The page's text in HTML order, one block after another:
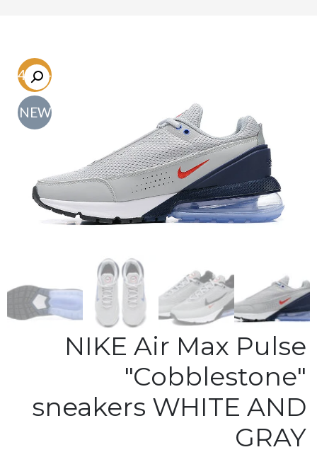
-54.7%
NEW
NIKE Air Max Pulse
"Cobblestone"
sneakers WHITE AND
GRAY